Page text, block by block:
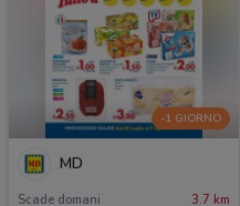
-1 GIORNO
MD
Scade domani 3.7 km